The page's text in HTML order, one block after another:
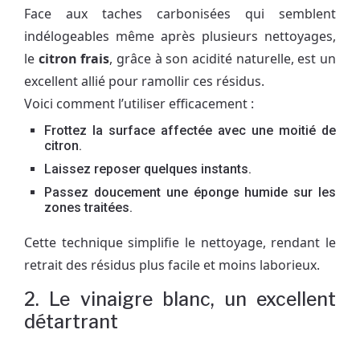
Face aux taches carbonisées qui semblent
indélogeables même après plusieurs nettoyages,
le citron frais, grâce à son acidité naturelle, est un
excellent allié pour ramollir ces résidus.
Voici comment l’utiliser efficacement :
Frottez la surface affectée avec une moitié de
citron.
Laissez reposer quelques instants.
Passez doucement une éponge humide sur les
zones traitées.
Cette technique simplifie le nettoyage, rendant le
retrait des résidus plus facile et moins laborieux.
2. Le vinaigre blanc, un excellent
détartrant